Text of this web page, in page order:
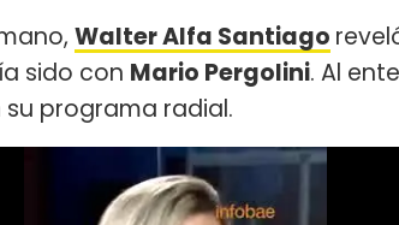
Walter Alfa Santiago
sido con Mario Pergolini. Al
programa radial.